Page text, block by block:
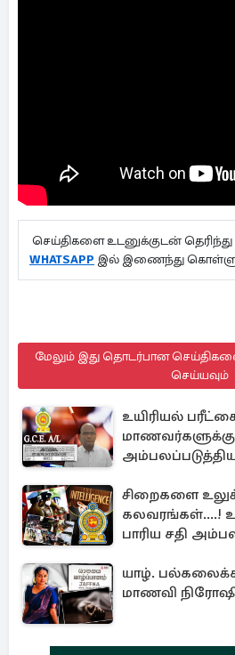
செய்திகளை உடனுக்குடன்
WHATSAPP இல் இணைந்து
மேலும் இது தொடர்பான
செய்யவும்
உயிரியல்
மாணவர்களுக்கு
சிறைகளை
கலவரங்கள்....!
பாரிய சதி
யாழ்.
மாணவி